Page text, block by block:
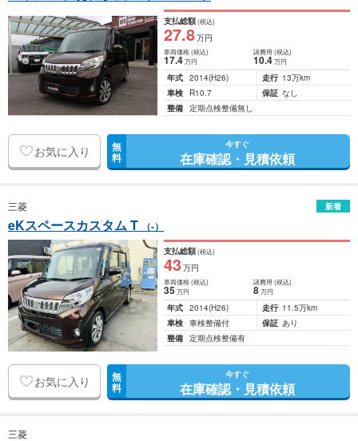
支払総額(税込)
27.8万円
車両価格(税込)
17.4万円
諸費用 (税込)
10.4 万円
年式 2014(H26) 走行 13万km
車検
R10.7 保証 なし
整備 定期点検整備無し
お気に入り 無
料
今すぐ
在庫確認・見積依頼
三菱 新着
eKスペースカスタム T （-）
支払総額(税込)
43万円
車両価格(税込)
35万円
諸費用 (税込)
8 万円
年式 2014(H26) 走行 11.5万km
車検 車検整備付 保証 あり
整備 定期点検整備有
お気に入り 無
料
今すぐ
在庫確認・見積依頼
三菱